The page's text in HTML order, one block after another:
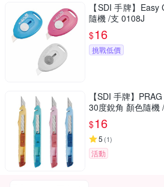
【SDI 手牌】
隨機 /支 0108J
$16
挑戰低價
【SDI 手牌】
30度銳角 顏色隨機
$16
5 (1)
活動